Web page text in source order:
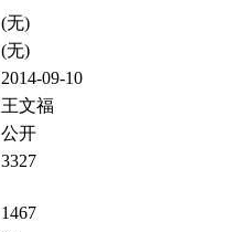
(无)
(无)
2014-09-10
王文福
公开
3327
1467